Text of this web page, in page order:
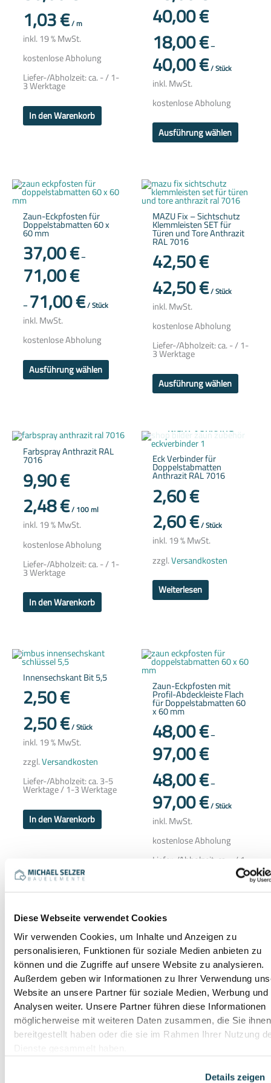
Diese Webseite verwendet Cookies
Wir verwenden Cookies, um Inhalte und Anzeigen zu
personalisieren, Funktionen für soziale Medien anbieten zu
können und die Zugriffe auf unsere Website zu analysieren.
Außerdem geben wir Informationen zu Ihrer Verwendung
Website an unsere Partner für soziale Medien, Werbung und
Analysen weiter. Unsere Partner führen diese Informationen
möglicherweise mit weiteren Daten zusammen, die Sie ihnen
bereitgestellt haben oder die sie im Rahmen Ihrer Nutzung
Details zeigen
1,03€/m
inkl. 19 % MwSt.
kostenlose Abholung
Liefer-/Abholzeit:ca. - / 1-
3 Werktage
In den Warenkorb
40,00€
18,00€–
40,00€/Stück
inkl. MwSt.
kostenlose Abholung
Ausführung wählen
Zaun-Eckpfosten für
Doppelstabmatten 60 x
60 mm
37,00€–
71,00€
– 71,00€/Stück
inkl. MwSt.
kostenlose Abholung
Ausführung wählen
Produkt
weist
auf.
MAZU Fix – Sichtschutz
Klemmleisten SET für
Türen und Tore Anthrazit
RAL 7016
42,50€
42,50€/Stück
inkl. MwSt.
kostenlose Abholung
Liefer-/Abholzeit:ca. - / 1-
3 Werktage
Ausführung wählen
Produkt
weist
mehrere
Die
Farbspray Anthrazit RAL
7016
9,90€
2,48€/100ml
inkl. 19 % MwSt.
kostenlose Abholung
Liefer-/Abholzeit:ca. - / 1-
3 Werktage
In den Warenkorb
NICHT VORRÄTIG
Eck Verbinder für
Doppelstabmatten
Anthrazit RAL 7016
2,60€
2,60€/Stück
inkl. 19 % MwSt.
zzgl.Versandkosten
Weiterlesen
Innensechskant Bit 5,5
2,50€
2,50€/Stück
inkl. 19 % MwSt.
zzgl.Versandkosten
Liefer-/Abholzeit:ca. 3-5
Werktage / 1-3 Werktage
In den Warenkorb
Zaun-Eckpfosten mit
Profil-Abdeckleiste Flach
für Doppelstabmatten 60
x 60 mm
48,00€–
97,00€
48,00€–
97,00€/Stück
inkl. MwSt.
kostenlose Abholung
Liefer-/Abholzeit: ca. - / 1-
Ausführung wählen
Produkt
weist
auf.
Die
Tür für Doppelstabmatten
Zaun 1-flügelig 6/5/6
452,00€–
682,00€
452,00€–
Dieses
Produkt
weist
mehrere
Varianten
auf.
Die
Optionen
können
auf
der
Produktseite
werden
Fußplatte für
Zaunpfosten
Mauergefälle 60×40 mm
verzinkt
32,00€
32,00€/Stück
inkl. 19 % MwSt.